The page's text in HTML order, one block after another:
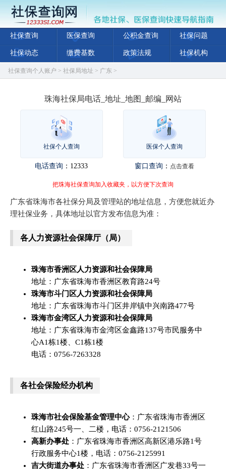
社保查询 医保查询 公积金查询 社保问题
社保动态 缴费基数 政策法规 社保机构
社保查询个人账户 > 社保局地址 > 广东 >
珠海社保局电话_地址_地图_邮编_网站
社保个人查询 医保个人查询
电话查询 ：12333 窗口查询 ： 点击查看
把珠海社保查询加入收藏夹，以方便下次查询
广东省珠海市各社保分局及管理站的地址信息，方便您就近办
理社保业务，具体地址以官方发布信息为准：
各人力资源社会保障厅（局）
珠海市香洲区人力资源和社会保障局
地址：广东省珠海市香洲区教育路24号
珠海市斗门区人力资源和社会保障局
地址：广东省珠海市斗门区井岸镇中兴南路477号
珠海市金湾区人力资源和社会保障局
地址：广东省珠海市金湾区金鑫路137号市民服务中
心A1栋1楼、C1栋1楼
电话：0756-7263328
各社会保险经办机构
珠海市社会保险基金管理中心：广东省珠海市香洲区
红山路245号一、二楼，电话：0756-2121506
高新办事处 ：广东省珠海市香洲区高新区港乐路1号
行政服务中心1楼，电话：0756-2125991
吉大街道办事处 ：广东省珠海市香洲区广发巷33号一